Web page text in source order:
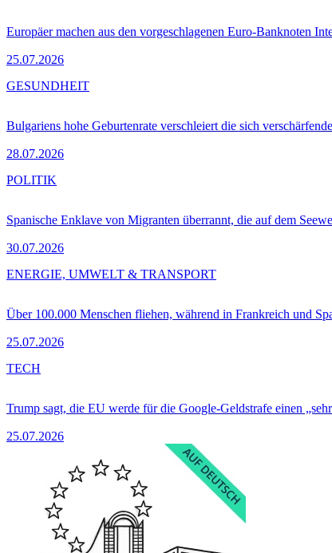
Europäer machen aus den vorgeschlagenen Euro-Banknoten
25.07.2026
Bulgariens hohe Geburtenrate verschleiert die sich
28.07.2026
GESUNDHEIT
Spanische Enklave von Migranten überrannt, die auf dem
30.07.2026
POLITIK
Über 100.000 Menschen fliehen, während in Frankreich und
25.07.2026
ENERGIE, UMWELT & TRANSPORT
Trump sagt, die EU werde für die Google-Geldstrafe einen
25.07.2026
TECH